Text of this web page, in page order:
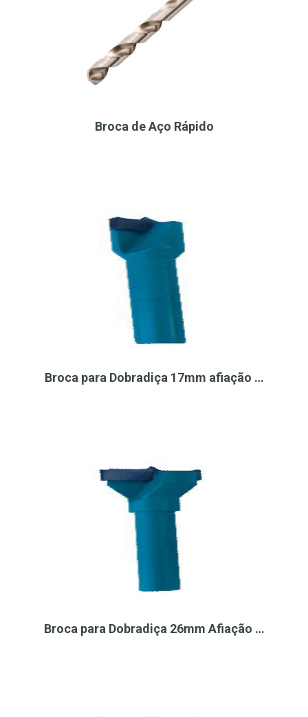
Broca de Aço Rápido
Broca para Dobradiça 17mm afiação …
Broca para Dobradiça 26mm Afiação …